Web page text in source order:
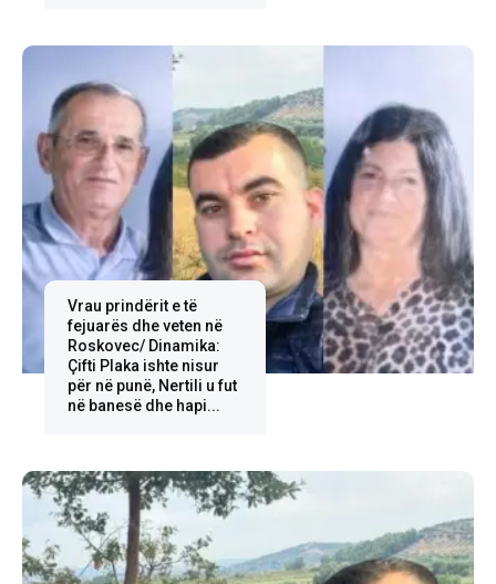
Vrau prindërit e të
fejuarës dhe veten në
Roskovec/ Dinamika:
Çifti Plaka ishte nisur
për në punë, Nertili u fut
në banesë dhe hapi...